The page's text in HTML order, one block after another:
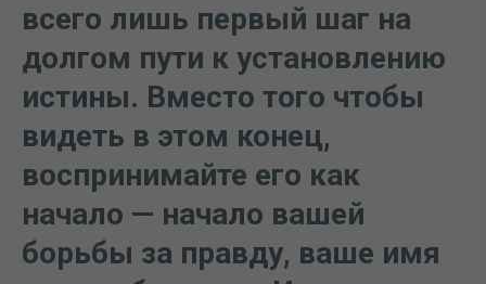
всего лишь первый шаг на
долгом пути к установлению
истины. Вместо того чтобы
видеть в этом конец,
воспринимайте его как
начало — начало вашей
борьбы за правду, ваше имя